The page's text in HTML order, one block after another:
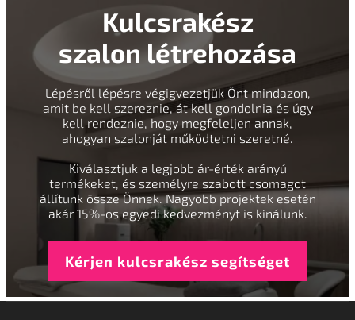
Kulcsrakész
szalon létrehozása
Lépésről lépésre végigvezetjük Önt mindazon,
amit be kell szereznie, át kell gondolnia és úgy
kell rendeznie, hogy megfeleljen annak,
ahogyan szalonját működtetni szeretné.
Kiválasztjuk a legjobb ár-érték arányú
termékeket, és személyre szabott csomagot
állítunk össze Önnek. Nagyobb projektek esetén
akár 15%-os egyedi kedvezményt is kínálunk.
Kérjen kulcsrakész segítséget